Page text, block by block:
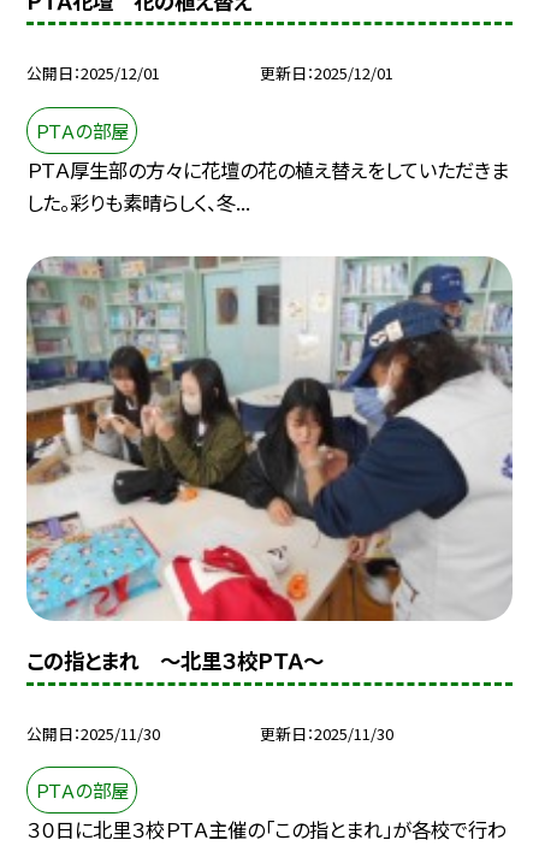
公開日 2025/12/01 更新日 2025/12/01
ＰＴＡの部屋
ＰＴＡ厚生部の方々に花壇の花の植え替えをしていただきま
した。彩りも素晴らしく、冬...
この指とまれ ～北里３校ＰＴＡ～
公開日 2025/11/30 更新日 2025/11/30
ＰＴＡの部屋
３０日に北里３校ＰＴＡ主催の「この指とまれ」が各校で行わ